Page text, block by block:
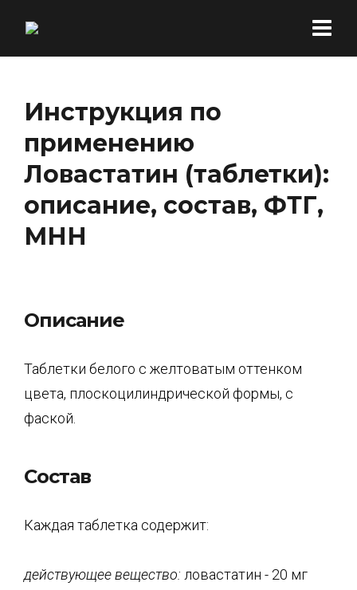
Инструкция по
применению
Ловастатин (таблетки):
описание, состав, ФТГ,
МНН
Описание
Таблетки белого с желтоватым оттенком
цвета, плоскоцилиндрической формы, с
фаской.
Состав
Каждая таблетка содержит:
действующее вещество: ловастатин - 20 мг